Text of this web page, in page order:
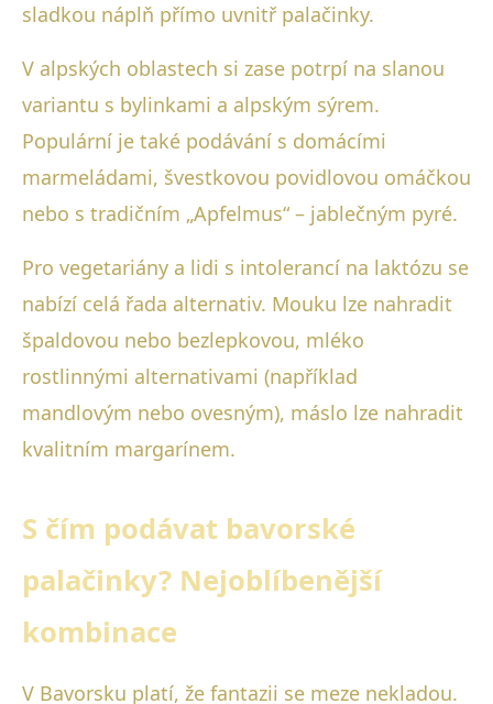
sladkou náplň přímo uvnitř palačinky.
V alpských oblastech si zase potrpí na slanou
variantu s bylinkami a alpským sýrem.
Populární je také podávání s domácími
marmeládami, švestkovou povidlovou omáčkou
nebo s tradičním „Apfelmus“ – jablečným pyré.
Pro vegetariány a lidi s intolerancí na laktózu se
nabízí celá řada alternativ. Mouku lze nahradit
špaldovou nebo bezlepkovou, mléko
rostlinnými alternativami (například
mandlovým nebo ovesným), máslo lze nahradit
kvalitním margarínem.
S čím podávat bavorské
palačinky? Nejoblíbenější
kombinace
V Bavorsku platí, že fantazii se meze nekladou.